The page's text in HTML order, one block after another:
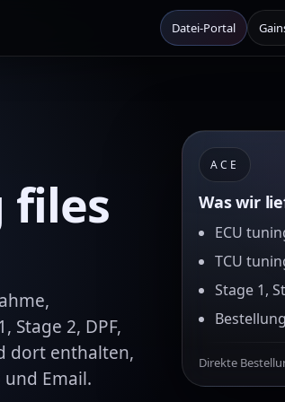
Datei-Portal
files
Stage 2, DPF,
dort enthalten,
Email.
ACE
Was wir
ECU
TCU
Stage 1,
Direkte